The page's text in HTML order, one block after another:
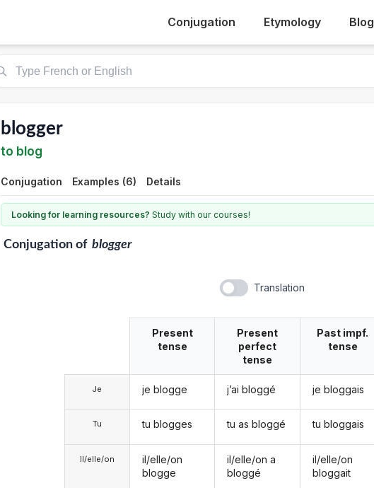
Conjugation Etymology Blog
blogger
to blog
Conjugation Examples (6) Details
Looking for learning resources? Study with our courses!
Conjugationof blogger
Translation
Je
Tu
Il/elle/on
Present
tense
je blogge
tu blogges
il/elle/on
blogge
Present
perfect
tense
j’ai bloggé
tu as bloggé
il/elle/on a
bloggé
Past impf.
tense
je bloggais
tu bloggais
il/elle/on
bloggait